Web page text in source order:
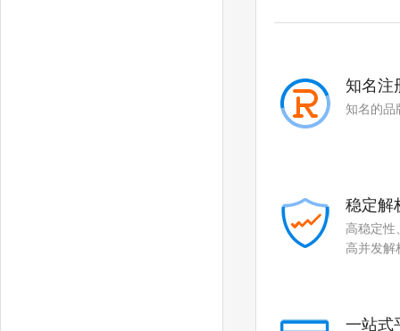
知名注
知名的品
稳定解
高稳定性
高并发解
一站式